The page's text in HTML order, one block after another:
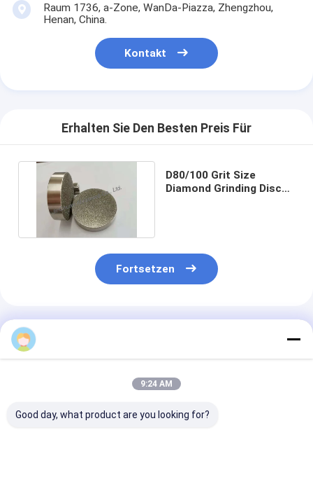
Raum 1736, a-Zone, WanDa-Piazza, Zhengzhou,
Henan, China.
Kontakt
Erhalten Sie Den Besten Preis Für
D80/100 Grit Size
Diamond Grinding Disc
Fortsetzen
Empfohlene Produkte
9:24 AM
Good day, what product are you looking for?